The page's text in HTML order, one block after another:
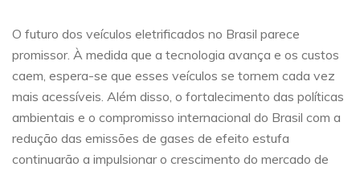
O futuro dos veículos eletrificados no Brasil parece
promissor. À medida que a tecnologia avança e os custos
caem, espera-se que esses veículos se tornem cada vez
mais acessíveis. Além disso, o fortalecimento das políticas
ambientais e o compromisso internacional do Brasil com a
redução das emissões de gases de efeito estufa
continuarão a impulsionar o crescimento do mercado de